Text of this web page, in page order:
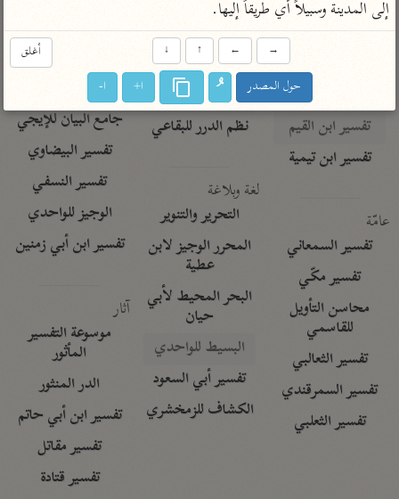
تفسير ابن الجوزي
تفسير الماوردي
منتقاة
تفسير ابن القيم
تفسير ابن تيمية
عامّة
تفسير السمعاني
تفسير مكّي
محاسن التأويل
للقاسمي
تفسير الثعالبي
تفسير السمرقندي
تفسير الثعلبي
تفسير الرازي
أخرى
أضواء البيان
نظم الدرر للبقاعي
لغة وبلاغة
التحرير والتنوير
المحرر الوجيز لابن
عطية
البحر المحيط لأبي
حيان
البسيط للواحدي
تفسير أبي السعود
الكشاف للزمخشري
مركَّزة العبارة
تفسير الجلالين
جامع البيان للإيجي
تفسير البيضاوي
تفسير النسفي
الوجيز للواحدي
تفسير ابن أبي زمنين
آثار
موسوعة التفسير
المأثور
الدر المنثور
تفسير ابن أبي حاتم
تفسير مقاتل
تفسير قتادة
إلى المدينة وسبيلاً أي طريقاً إليها.
أغلق →
←
↑
↓
حول المصدر ا+ ا-